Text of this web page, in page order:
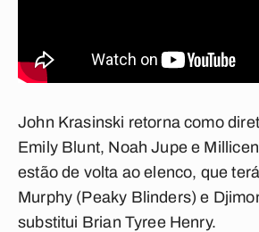
John Krasinski retorna como
Emily Blunt, Noah Jupe e
estão de volta ao elenco, que
Murphy (Peaky Blinders) e
substitui Brian Tyree Henry.